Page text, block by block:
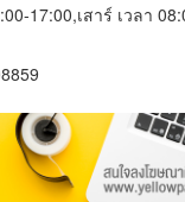
17:00,เสาร์ เวลา